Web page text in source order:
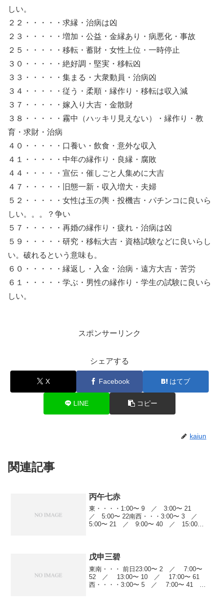
しい。
２２・・・・・求縁・治病は凶
２３・・・・・増加・公益・金縁あり・病悪化・事故
２５・・・・・移転・蓄財・女性上位・一時停止
３０・・・・・絶好調・堅実・移転凶
３３・・・・・集まる・大衆動員・治病凶
３４・・・・・従う・柔順・縁作り・移転は収入減
３７・・・・・嫁入り大吉・金散財
３８・・・・・霧中（ハッキリ見えない）・縁作り・教
育・求財・治病
４０・・・・・口養い・飲食・意外な収入
４１・・・・・中年の縁作り・良縁・腐敗
４４・・・・・宣伝・催しごと人集めに大吉
４７・・・・・旧態一新・収入増大・夫婦
５２・・・・・女性は玉の輿・投機吉・パチンコに良いら
しい。。。？争い
５７・・・・・再婚の縁作り・疲れ・治病は凶
５９・・・・・研究・移転大吉・資格試験などに良いらし
い。破れるという意味も。
６０・・・・・縁返し・入金・治病・遠方大吉・苦労
６１・・・・・学ぶ・男性の縁作り・学生の試験に良いら
しい。
スポンサーリンク
シェアする
X Facebook はてブ
LINE コピー
kaiun
関連記事
丙午七赤
東・・・・1:00〜 9 ／ 3:00〜 21
／ 5:00〜 22南西・・・3:00〜 3 ／
5:00〜 21 ／ 9:00〜 40 ／ 15:00〜
戊申三碧
東南・・・ 前日23:00〜 2 ／ 7:00〜
52 ／ 13:00〜 10 ／ 17:00〜 61
西・・・・3:00〜 5 ／ 7:00〜 41